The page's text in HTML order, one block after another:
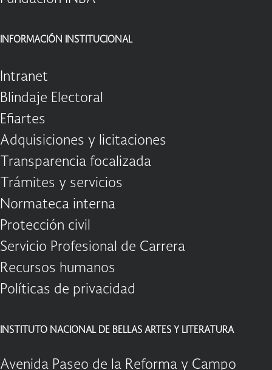
INFORMACIÓN INSTITUCIONAL
Intranet
Blindaje Electoral
Efiartes
Adquisiciones y licitaciones
Transparencia focalizada
Trámites y servicios
Normateca interna
Protección civil
Servicio Profesional de Carrera
Recursos humanos
Políticas de privacidad
INSTITUTO NACIONAL DE BELLAS ARTES Y LITERATURA
Avenida Paseo de la Reforma y Campo